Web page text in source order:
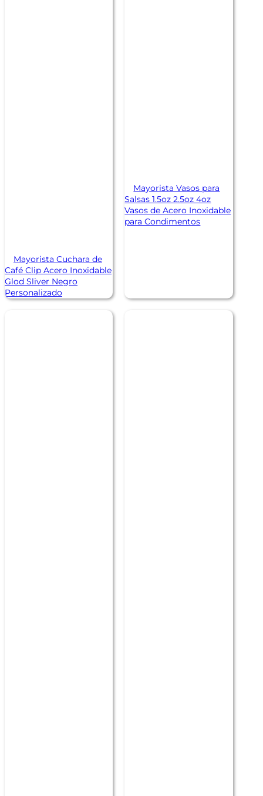
Mayorista Cuchara de
Café Clip Acero Inoxidable
Glod Sliver Negro
Personalizado
Mayorista Vasos para
Salsas 1.5oz 2.5oz 4oz
Vasos de Acero Inoxidable
para Condimentos